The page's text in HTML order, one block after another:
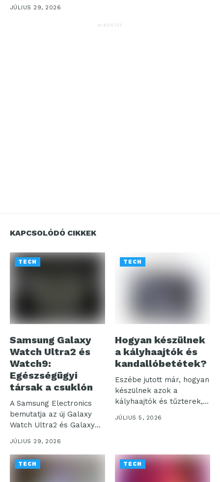
JÚLIUS 29, 2026
HIRDETÉS
KAPCSOLÓDÓ CIKKEK
TECH
Samsung Galaxy
Watch Ultra2 és
Watch9:
Egészségügyi
társak a csuklón
A Samsung Electronics
bemutatja az új Galaxy
Watch Ultra2 és Galaxy
Watch9...
JÚLIUS 29, 2026
TECH
Hogyan készülnek
a kályhaajtók és
kandallóbetétek?
Eszébe jutott már, hogyan
készülnek azok a
kályhaajtók és tűzterek,
amelyek otthonaink...
JÚLIUS 5, 2026
TECH TECH